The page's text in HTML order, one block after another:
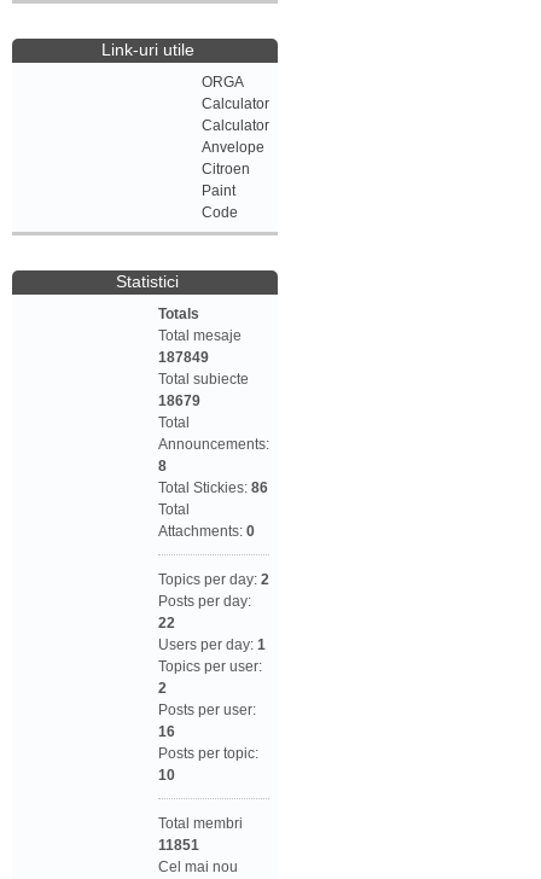
Link-uri utile
ORGA
Calculator
Calculator
Anvelope
Citroen
Paint
Code
Statistici
Totals
Total mesaje
187849
Total subiecte
18679
Total
Announcements:
8
Total Stickies: 86
Total
Attachments: 0
Topics per day: 2
Posts per day:
22
Users per day: 1
Topics per user:
2
Posts per user:
16
Posts per topic:
10
Total membri
11851
Cel mai nou